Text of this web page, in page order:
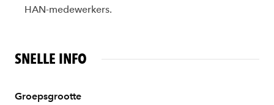
HAN-medewerkers.
SNELLE INFO
Groepsgrootte